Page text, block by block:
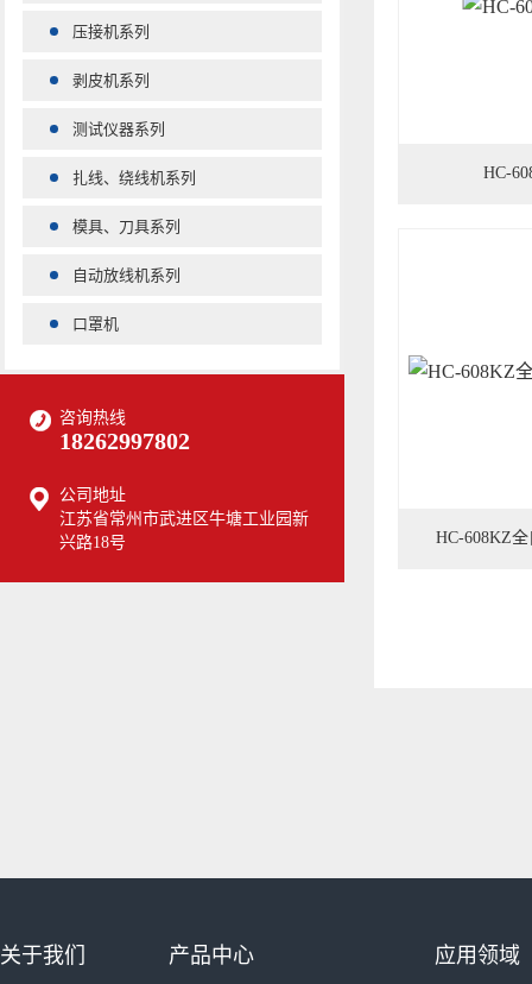
压接机系列
剥皮机系列
测试仪器系列
扎线、绕线机系列
模具、刀具系列
自动放线机系列
口罩机
咨询热线
18262997802
公司地址
江苏省常州市武进区牛塘工业园新
兴路18号
HC-
HC-608KZ
关于我们 产品中心 应用领域